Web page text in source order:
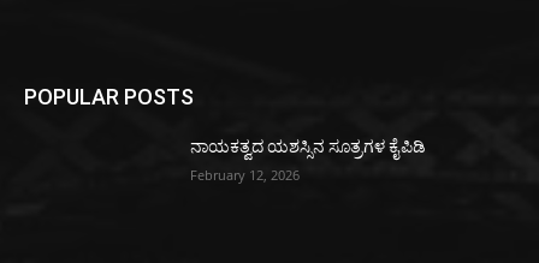
POPULAR POSTS
ನಾಯಕತ್ವದ ಯಶಸ್ಸಿನ ಸೂತ್ರಗಳ ಕೈಪಿಡಿ
February 12, 2026